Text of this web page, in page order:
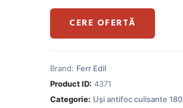
CERE OFERTĂ
Brand: Ferr Edil
Product ID: 4371
Categorie: Uși antifoc culisante